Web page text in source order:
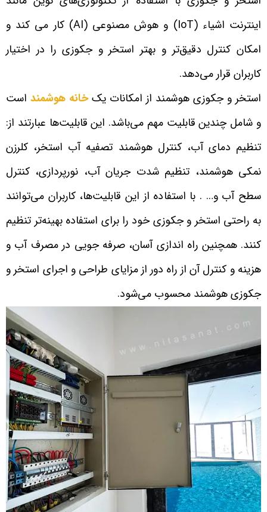
اینترنت اشیاء (IoT) و هوش مصنوعی (AI) کار می کند و
امکان کنترل دقیق‌تر و بهتر استخر و جکوزی را در اختیار
کاربران قرار می‌دهد.
استخر و جکوزی هوشمند از امکانات یکخانه هوشمند است
و شامل چندین قابلیت مهم می‌باشد. این قابلیت‌ها عبارتند از:
تنظیم دمای آب، کنترل هوشمند تصفیه آب استخر، کلرزن
نمکی هوشمند، تنظیم شدت جریان آب، نورپردازی، کنترل
سطح آب و… . با استفاده از این قابلیت‌ها، کاربران می‌توانند
به راحتی استخر و جکوزی خود را برای استفاده بهینه‌تر تنظیم
کنند. همچنین راه اندازی آسان، صرفه جویی در مصرف آب و
هزینه و کنترل آن از راه دور از مزایای طراحی و اجرای استخر و
جکوزی هوشمند محسوب می‌شود.